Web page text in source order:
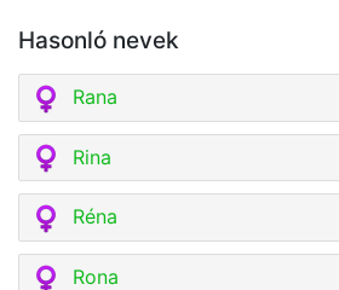
Hasonló nevek
Rana
Rina
Réna
Rona